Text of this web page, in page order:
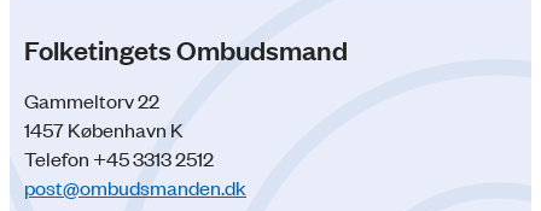
Folketingets Ombudsmand
Gammeltorv 22
1457 København K
Telefon +45 3313 2512
post@ombudsmanden.dk